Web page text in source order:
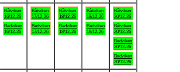
Båtviken
16/12-26
Badviken
16/12-26
Båtviken
17/12-26
Badviken
17/12-26
Båtviken
18/12-26
Badviken
18/12-26
Båtviken
19/12-26
Badviken
19/12-26
Båtviken
20/12-26
Båtviken
20/12-26
Badviken
20/12-26
Badviken
20/12-26